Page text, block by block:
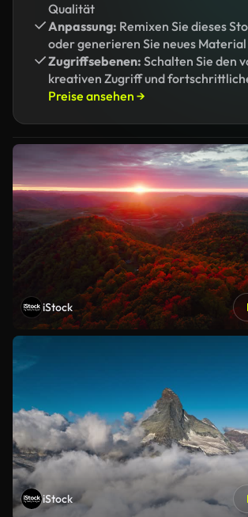
Qualität
Anpassung: Remixen Sie dieses
oder generieren Sie neues Material
Zugriffsebenen: Schalten Sie den
kreativen Zugriff und
Preise ansehen →
iStock
iStock